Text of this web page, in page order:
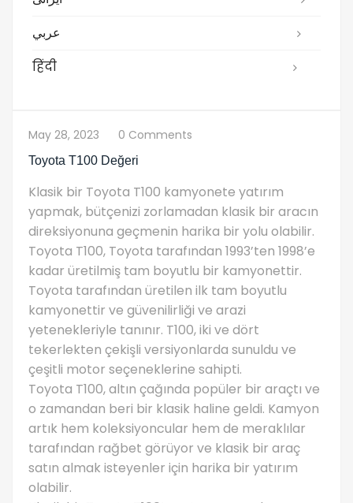
عربي
हिंदी
May 28, 2023 0 Comments
Toyota T100 Değeri
Klasik bir Toyota T100 kamyonete yatırım
yapmak, bütçenizi zorlamadan klasik bir aracın
direksiyonuna geçmenin harika bir yolu olabilir.
Toyota T100, Toyota tarafından 1993’ten 1998’e
kadar üretilmiş tam boyutlu bir kamyonettir.
Toyota tarafından üretilen ilk tam boyutlu
kamyonettir ve güvenilirliği ve arazi
yetenekleriyle tanınır. T100, iki ve dört
tekerlekten çekişli versiyonlarda sunuldu ve
çeşitli motor seçeneklerine sahipti.
Toyota T100, altın çağında popüler bir araçtı ve
o zamandan beri bir klasik haline geldi. Kamyon
artık hem koleksiyoncular hem de meraklılar
tarafından rağbet görüyor ve klasik bir araç
satın almak isteyenler için harika bir yatırım
olabilir.